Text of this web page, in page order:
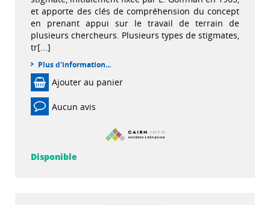
et apporte des clés de compréhension du concept
en prenant appui sur le travail de terrain de
plusieurs chercheurs. Plusieurs types de stigmates,
tr[...]
Plus d'information...
Ajouter au panier
Aucun avis
Disponible